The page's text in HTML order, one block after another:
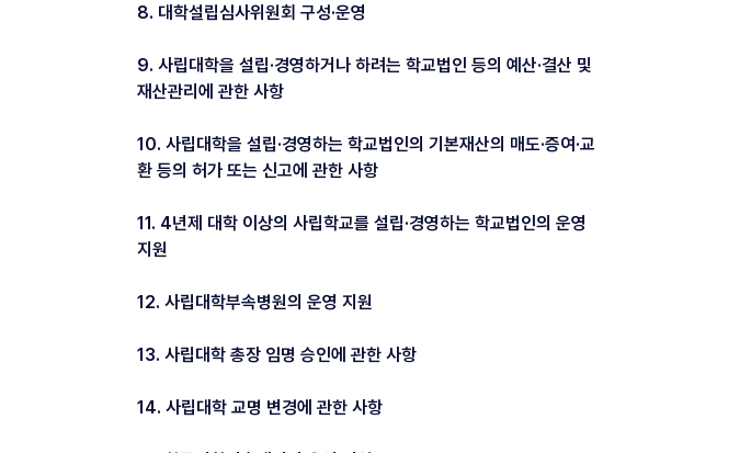
8. 대학설립심사위원회 구성·운영
9. 사립대학을 설립·경영하거나 하려는 학교법인 등의 예산·결산 및
재산관리에 관한 사항
10. 사립대학을 설립·경영하는 학교법인의 기본재산의 매도·증여·교
환 등의 허가 또는 신고에 관한 사항
11. 4년제 대학 이상의 사립학교를 설립·경영하는 학교법인의 운영
지원
12. 사립대학부속병원의 운영 지원
13. 사립대학 총장 임명 승인에 관한 사항
14. 사립대학 교명 변경에 관한 사항